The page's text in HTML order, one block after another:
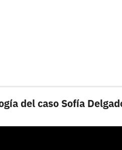
del caso Sofía